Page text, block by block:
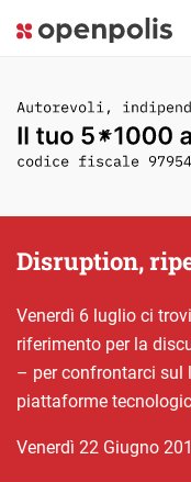
Disruption,
Venerdì 6 luglio ci
riferimento per la
– per confrontarci sul
piattaforme
venerdì 22 Giugno